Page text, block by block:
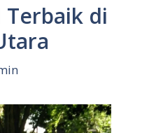
Terbaik di